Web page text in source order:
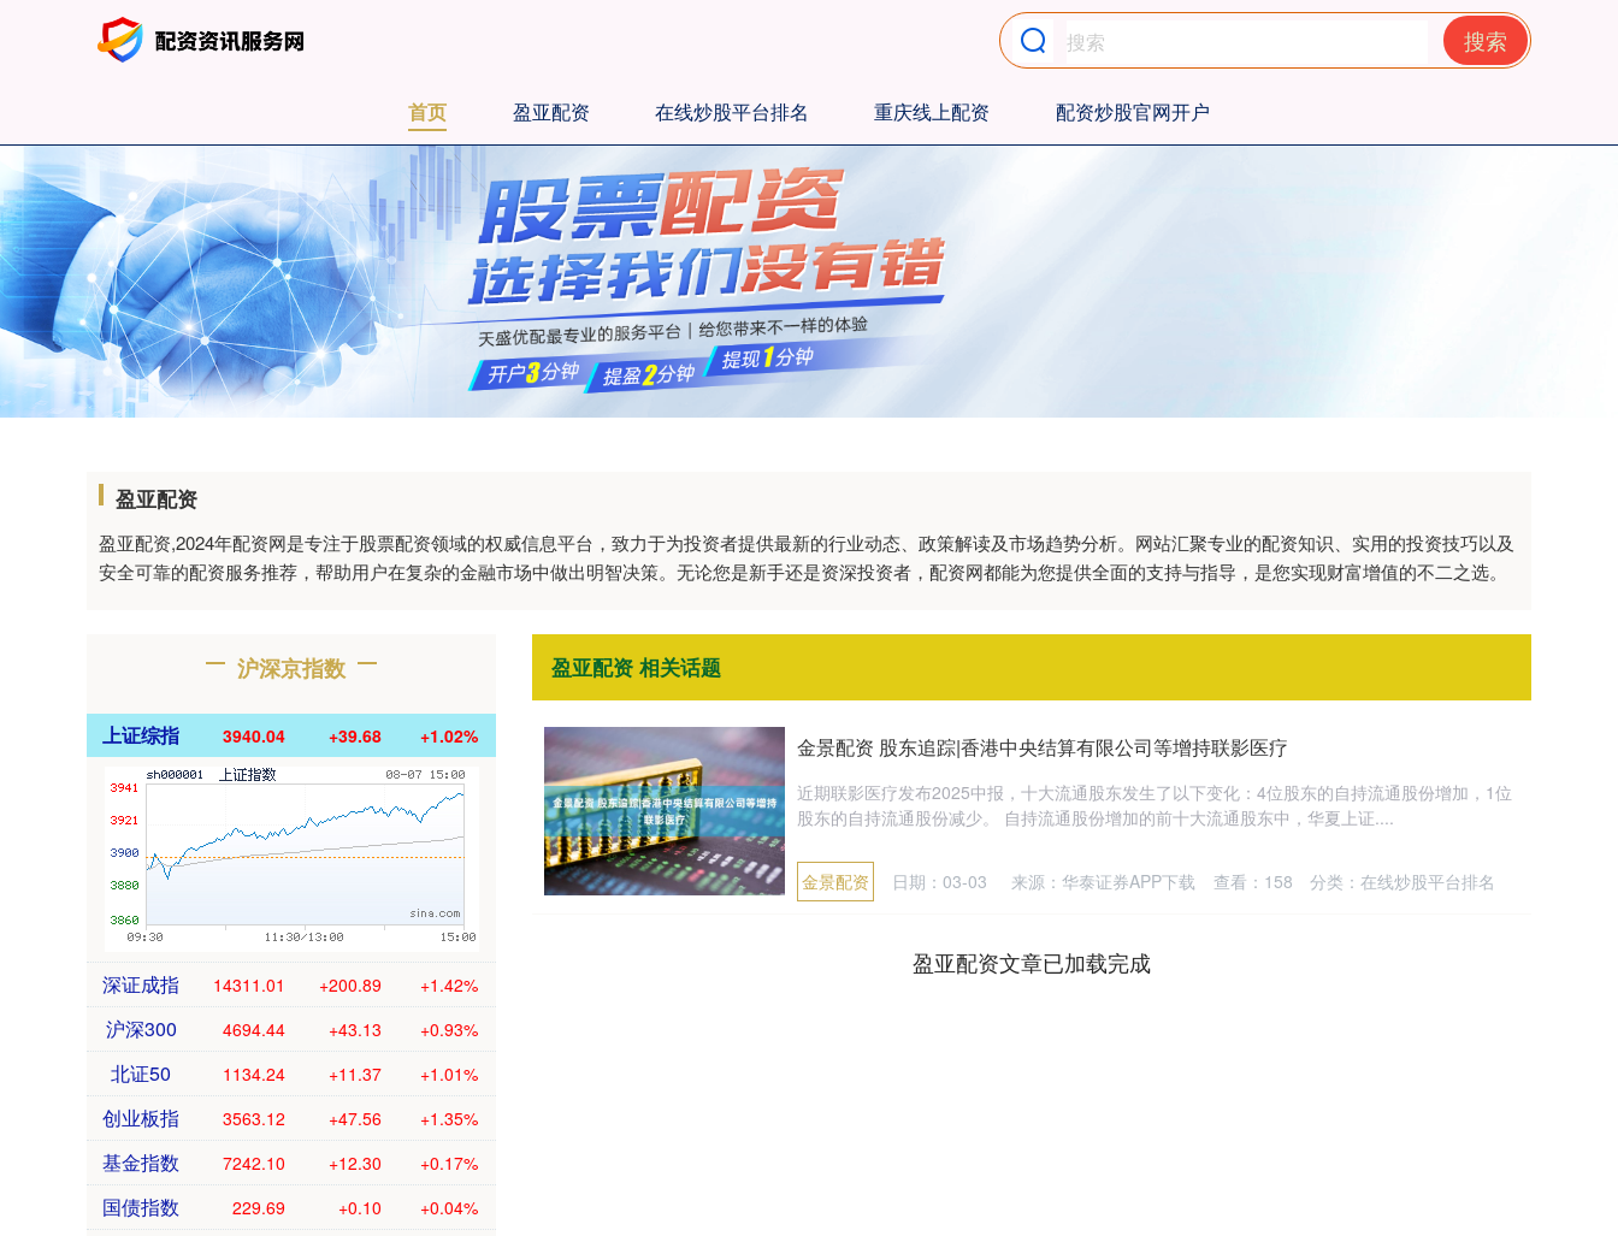
搜索
首页 盈亚配资 在线炒股平台排名 重庆线上配资 配资炒股官网开户
盈亚配资
盈亚配资,2024年配资网是专注于股票配资领域的权威信息平台，致力于为投资者提供最新的行业动态、政策解读及市场趋势分析。网站汇聚专业的配资知识、实用的投资技巧以及
安全可靠的配资服务推荐，帮助用户在复杂的金融市场中做出明智决策。无论您是新手还是资深投资者，配资网都能为您提供全面的支持与指导，是您实现财富增值的不二之选。
盈亚配资 相关话题
金景配资 股东追踪|香港中央结算有限公司等增持联影医疗
近期联影医疗发布2025中报，十大流通股东发生了以下变化：4位股东的自持流通股份增加，1位
股东的自持流通股份减少。 自持流通股份增加的前十大流通股东中，华夏上证....
金景配资 日期：03-03 来源：华泰证券APP下载 查看： 158 分类： 在线炒股平台排名
盈亚配资文章已加载完成
沪深京指数
上证综指 3940.04 +39.68 +1.02%
深证成指 14311.01 +200.89 +1.42%
沪深300 4694.44 +43.13 +0.93%
北证50 1134.24 +11.37 +1.01%
创业板指 3563.12 +47.56 +1.35%
基金指数 7242.10 +12.30 +0.17%
国债指数 229.69 +0.10 +0.04%